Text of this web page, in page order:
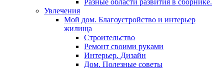
Разные области развития в сборнике.
Увлечения
Мой дом. Благоустройство и интерьер
жилища
Строительство
Ремонт своими руками
Интерьер. Дизайн
Дом. Полезные советы